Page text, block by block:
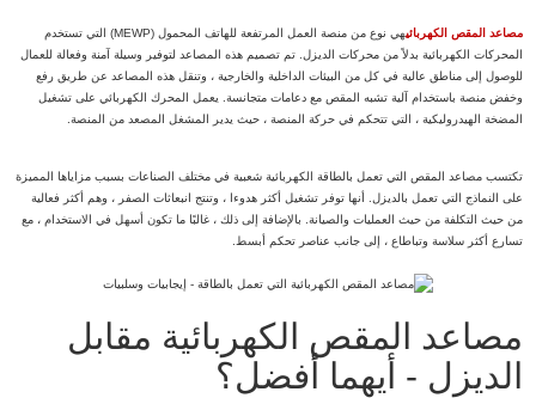
مصاعد المقص الكهربائي
هي نوع من منصة العمل المرتفعة للهاتف المحمول (MEWP) التي تستخدم
المحركات الكهربائية بدلاً من محركات الديزل. تم تصميم هذه المصاعد لتوفير وسيلة آمنة وفعالة للعمال
للوصول إلى مناطق عالية في كل من البيئات الداخلية والخارجية ، وتنقل هذه المصاعد عن طريق رفع
وخفض منصة باستخدام آلية تشبه المقص مع دعامات متجانسة. يعمل المحرك الكهربائي على تشغيل
المضخة الهيدروليكية ، التي تتحكم في حركة المنصة ، حيث يدير المشغل المصعد من المنصة.
تكتسب مصاعد المقص التي تعمل بالطاقة الكهربائية شعبية في مختلف الصناعات بسبب مزاياها المميزة
على النماذج التي تعمل بالديزل. أنها توفر تشغيل أكثر هدوءا ، وتنتج انبعاثات الصفر ، وهم أكثر فعالية
من حيث التكلفة من حيث العمليات والصيانة. بالإضافة إلى ذلك ، غالبًا ما تكون أسهل في الاستخدام ، مع
تسارع أكثر سلاسة وتباطاع ، إلى جانب عناصر تحكم أبسط.
مصاعد المقص الكهربائية مقابل
الديزل - أيهما أفضل؟